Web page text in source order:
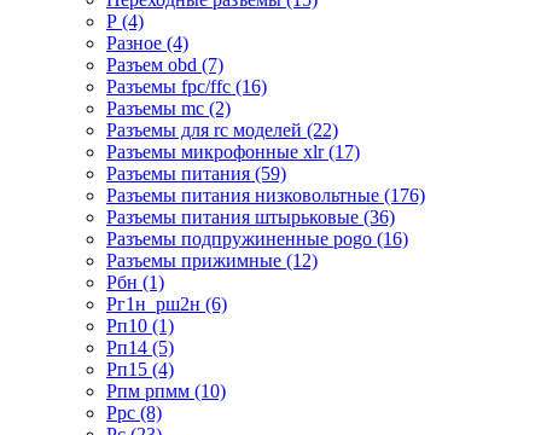
Р (4)
Разное (4)
Разъем obd (7)
Разъемы fpc/ffc (16)
Разъемы mc (2)
Разъемы для rc моделей (22)
Разъемы микрофонные xlr (17)
Разъемы питания (59)
Разъемы питания низковольтные (176)
Разъемы питания штырьковые (36)
Разъемы подпружиненные pogo (16)
Разъемы прижимные (12)
Рбн (1)
Рг1н_рш2н (6)
Рп10 (1)
Рп14 (5)
Рп15 (4)
Рпм рпмм (10)
Ррс (8)